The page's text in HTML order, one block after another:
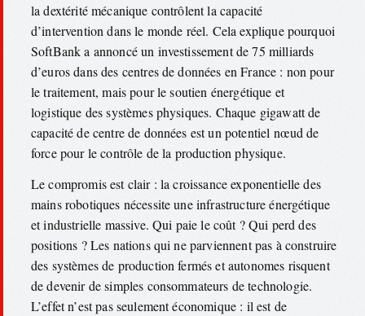
la dextérité mécanique contrôlent la capacité
d’intervention dans le monde réel. Cela explique pourquoi
SoftBank a annoncé un investissement de 75 milliards
d’euros dans des centres de données en France : non pour
le traitement, mais pour le soutien énergétique et
logistique des systèmes physiques. Chaque gigawatt de
capacité de centre de données est un potentiel nœud de
force pour le contrôle de la production physique.
Le compromis est clair : la croissance exponentielle des
mains robotiques nécessite une infrastructure énergétique
et industrielle massive. Qui paie le coût ? Qui perd des
positions ? Les nations qui ne parviennent pas à construire
des systèmes de production fermés et autonomes risquent
de devenir de simples consommateurs de technologie.
L’effet n’est pas seulement économique : il est de